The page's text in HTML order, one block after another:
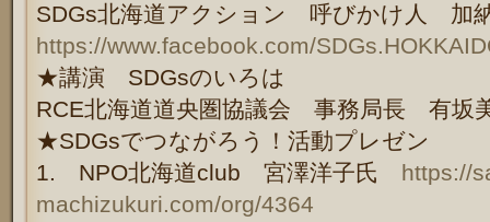
SDGs北海道アクション 呼びかけ人
https://www.facebook.com/
★講演 SDGsのいろは
RCE北海道道央圏協議会 事務局長 有
★SDGsでつながろう！活動プレゼン
1. NPO北海道club 宮澤洋子氏 https://
machizukuri.com/org/4364